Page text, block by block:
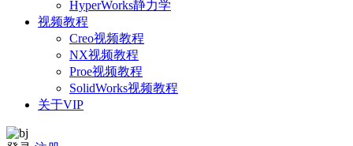
HyperWorks静力学
视频教程
Creo视频教程
NX视频教程
Proe视频教程
SolidWorks视频教程
关于VIP